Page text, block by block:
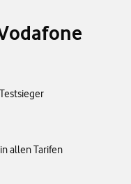
in allen Tarifen